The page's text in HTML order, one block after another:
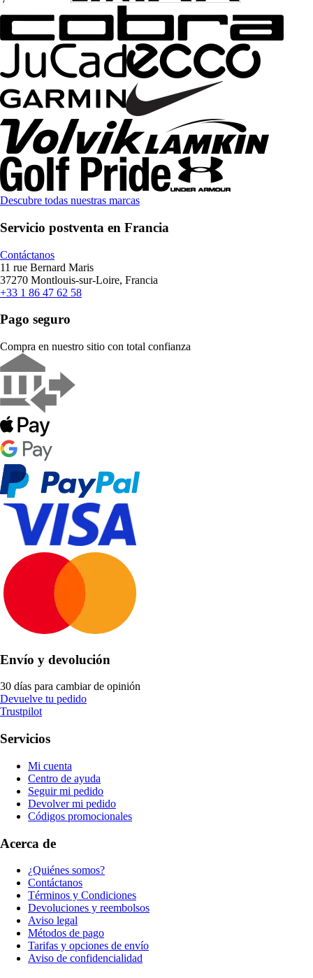
Descubre todas nuestras marcas
Servicio postventa en Francia
Contáctanos
11 rue Bernard Maris
37270 Montlouis-sur-Loire, Francia
+33 1 86 47 62 58
Pago seguro
Compra en nuestro sitio con total confianza
Envío y devolución
30 días para cambiar de opinión
Devuelve tu pedido
Trustpilot
Servicios
Mi cuenta
Centro de ayuda
Seguir mi pedido
Devolver mi pedido
Códigos promocionales
Acerca de
¿Quiénes somos?
Contáctanos
Términos y Condiciones
Devoluciones y reembolsos
Aviso legal
Métodos de pago
Tarifas y opciones de envío
Aviso de confidencialidad